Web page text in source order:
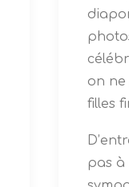
on ne
filles
pas à